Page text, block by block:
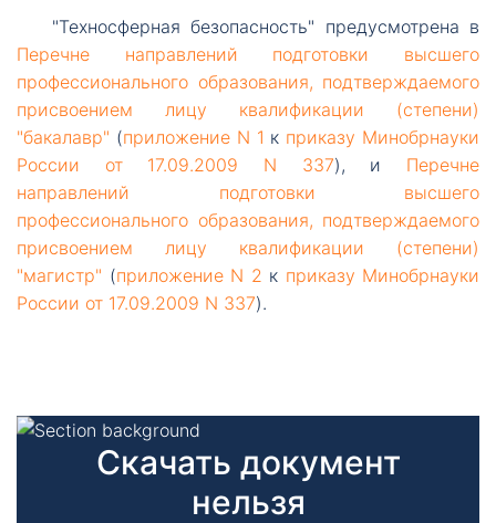
"Техносферная безопасность" предусмотрена в
Перечне направлений подготовки высшего
профессионального образования, подтверждаемого
присвоением лицу квалификации (степени)
"бакалавр" (приложение N 1 к приказу Минобрнауки
России от 17.09.2009 N 337), и Перечне
направлений подготовки высшего
профессионального образования, подтверждаемого
присвоением лицу квалификации (степени)
"магистр" (приложение N 2 к приказу Минобрнауки
России от 17.09.2009 N 337).
Скачать документ
нельзя